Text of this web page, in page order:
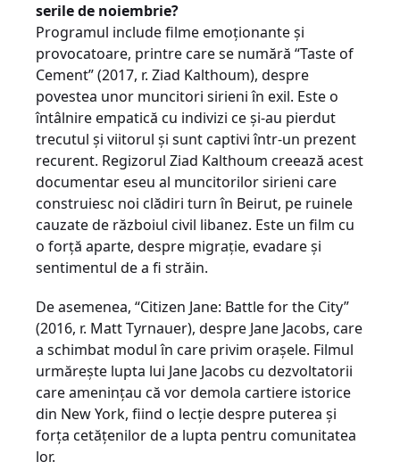
serile de noiembrie?
Programul include filme emoţionante și
provocatoare, printre care se numără “Taste of
Cement” (2017, r. Ziad Kalthoum), despre
povestea unor muncitori sirieni în exil. Este o
întâlnire empatică cu indivizi ce și-au pierdut
trecutul și viitorul și sunt captivi într-un prezent
recurent. Regizorul Ziad Kalthoum creează acest
documentar eseu al muncitorilor sirieni care
construiesc noi clădiri turn în Beirut, pe ruinele
cauzate de războiul civil libanez. Este un film cu
o forţă aparte, despre migraţie, evadare și
sentimentul de a fi străin.
De asemenea, “Citizen Jane: Battle for the City”
(2016, r. Matt Tyrnauer), despre Jane Jacobs, care
a schimbat modul în care privim orașele. Filmul
urmărește lupta lui Jane Jacobs cu dezvoltatorii
care ameninţau că vor demola cartiere istorice
din New York, fiind o lecţie despre puterea și
forţa cetăţenilor de a lupta pentru comunitatea
lor.